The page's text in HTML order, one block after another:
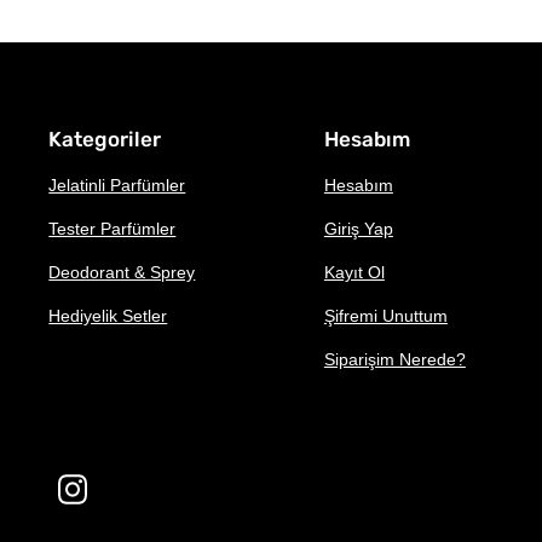
Kategoriler
Jelatinli Parfümler
Tester Parfümler
Deodorant & Sprey
Hediyelik Setler
Hesabım
Hesabım
Giriş Yap
Kayıt Ol
Şifremi Unuttum
Siparişim Nerede?